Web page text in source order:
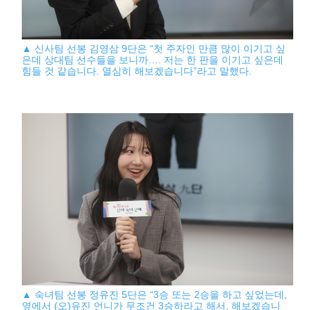
▲ 신사팀 선봉 김영삼 9단은 “첫 주자인 만큼 많이 이기고 싶
은데 상대팀 선수들을 보니까…. 저는 한 판을 이기고 싶은데
힘들 것 같습니다. 열심히 해보겠습니다”라고 말했다.
▲ 숙녀팀 선봉 정유진 5단은 “3승 또는 2승을 하고 싶었는데,
옆에서 (오)유진 언니가 무조건 3승하라고 해서, 해보겠습니